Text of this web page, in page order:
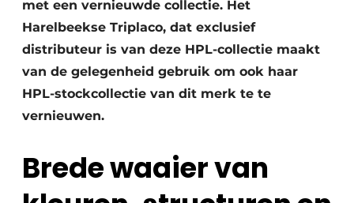
met een vernieuwde collectie. Het
Harelbeekse Triplaco, dat exclusief
distributeur is van deze HPL-collectie maakt
van de gelegenheid gebruik om ook haar
HPL-stockcollectie van dit merk te te
vernieuwen.
Brede waaier van